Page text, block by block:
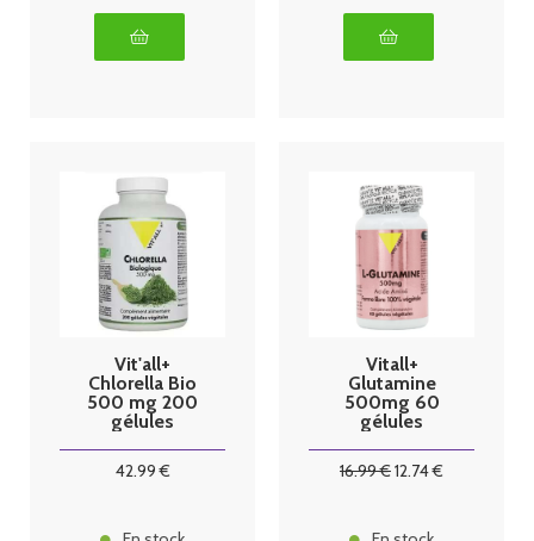
Vit'all+
Chlorella Bio
500 mg 200
gélules
42.99€
Vitall+
Glutamine
500mg 60
gélules
16.99€12.74€